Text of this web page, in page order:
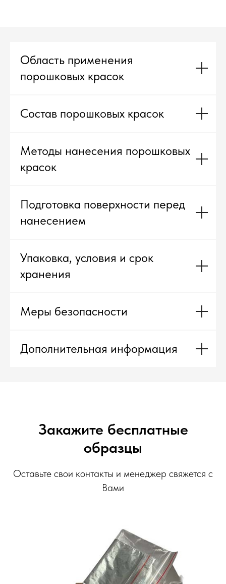
Область применения
порошковых красок
Состав порошковых красок
Методы нанесения порошковых
красок
Подготовка поверхности перед
нанесением
Упаковка, условия и срок
хранения
Меры безопасности
Дополнительная информация
Закажите бесплатные
образцы
Оставьте свои контакты и менеджер свяжется с
Вами